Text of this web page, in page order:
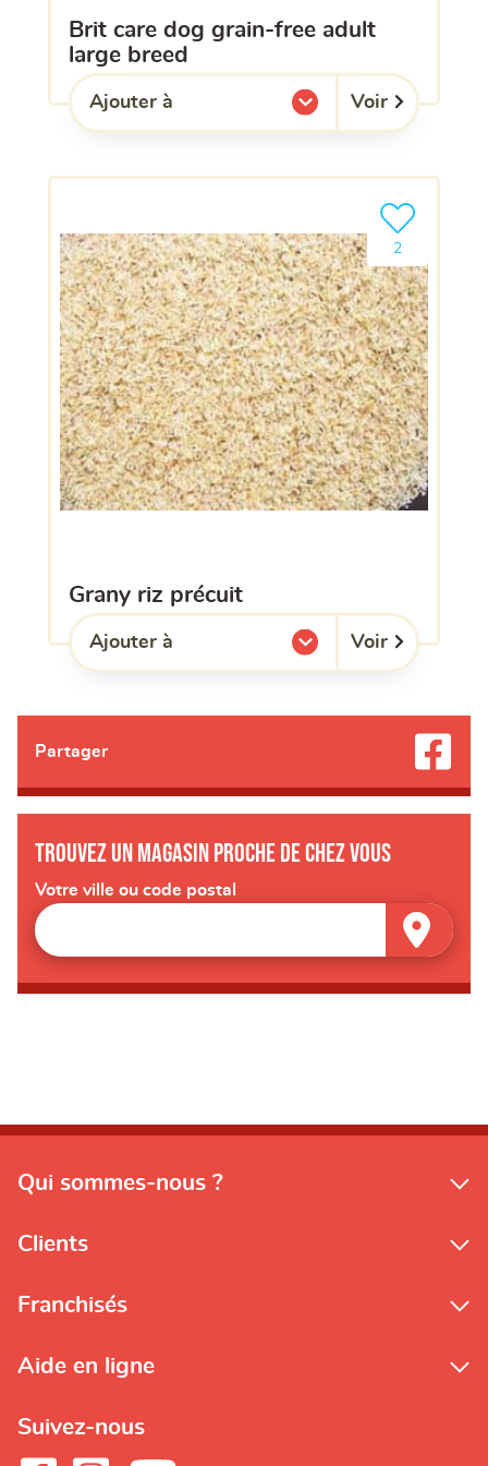
brit care dog grain-free adult
large breed
Ajouter à
l'une de mes listes. Voir
grany riz précuit
2
Ajouter le
Ajouter à
l'une de mes listes. Voir
Partager
Trouvez un magasin proche de chez vous
Votre ville ou code postal
Qui sommes-nous ?
Clients
Franchisés
Aide en ligne
Suivez-nous